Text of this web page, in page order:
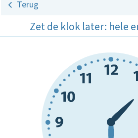
Terug
Zet de klok later: hele